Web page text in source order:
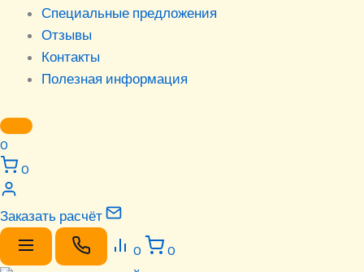
Специальные предложения
Отзывы
Контакты
Полезная информация
0
0
Заказать расчёт
0 0